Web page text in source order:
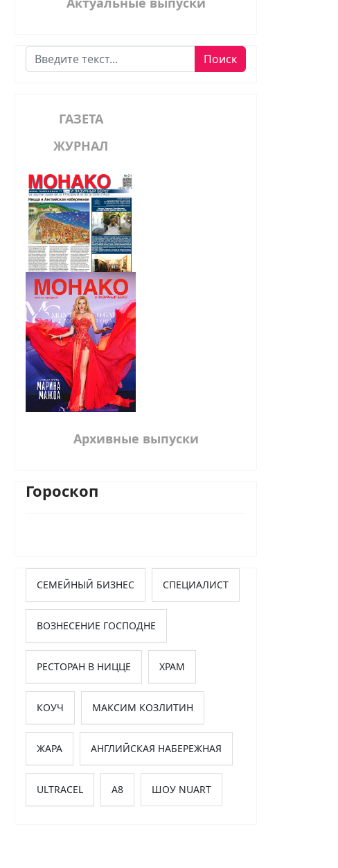
Поиск Поиск
ГАЗЕТА
ЖУРНАЛ
Архивные выпуски
Гороскоп
СЕМЕЙНЫЙ БИЗНЕС СПЕЦИАЛИСТ
ВОЗНЕСЕНИЕ ГОСПОДНЕ
РЕСТОРАН В НИЦЦЕ ХРАМ
КОУЧ МАКСИМ КОЗЛИТИН
ЖАРА АНГЛИЙСКАЯ НАБЕРЕЖНАЯ
ULTRACEL А8 ШОУ NUART